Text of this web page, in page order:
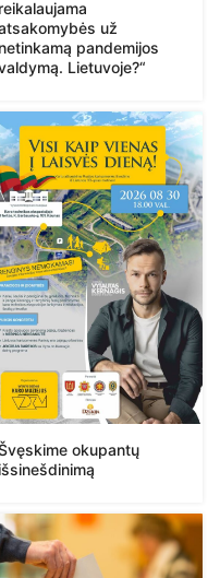
reikalaujama
už
netinkamą pandemijos
Lietuvoje?“
okupantų
išsinešdinimą